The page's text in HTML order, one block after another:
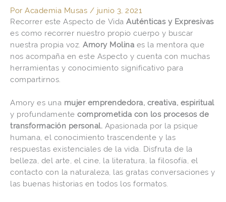
Por Academia Musas / junio 3, 2021
Recorrer este Aspecto de Vida Auténticas y Expresivas
es como recorrer nuestro propio cuerpo y buscar
nuestra propia voz. Amory Molina es la mentora que
nos acompaña en este Aspecto y cuenta con muchas
herramientas y conocimiento significativo para
compartirnos.
Amory es una mujer emprendedora, creativa, espiritual
y profundamente comprometida con los procesos de
transformación personal. Apasionada por la psique
humana, el conocimiento trascendente y las
respuestas existenciales de la vida. Disfruta de la
belleza, del arte, el cine, la literatura, la filosofía, el
contacto con la naturaleza, las gratas conversaciones y
las buenas historias en todos los formatos.